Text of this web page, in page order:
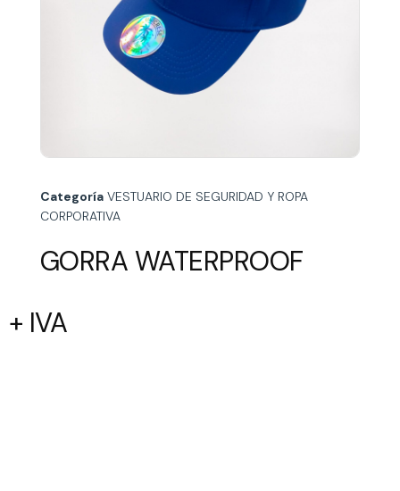
Categoría VESTUARIO DE SEGURIDAD Y ROPA
CORPORATIVA
GORRA WATERPROOF
+ IVA